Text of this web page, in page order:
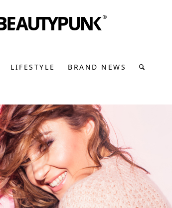
LIFESTYLE BRAND NEWS